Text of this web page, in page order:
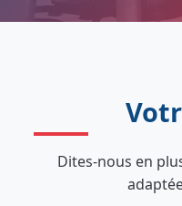
Dites-nous en